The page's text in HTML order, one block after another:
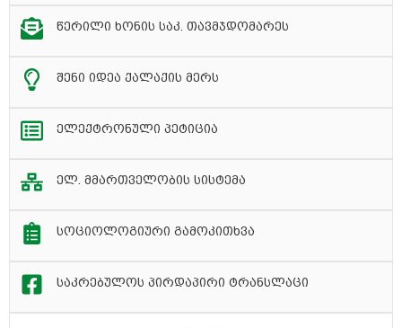
წერილი ხონის საკ. თავმჯდომარეს
შენი იდეა ქალაქის მერს
ელექტრონული პეტიცია
ელ. მმართველობის სისტემა
სოციოლოგიური გამოკითხვა
საკრებულოს პირდაპირი ტრანსლაცი